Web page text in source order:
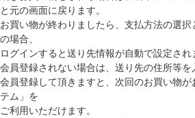
と元の画面に戻ります。
お買い物が終わりましたら、支払方法の選
の場合、
ログインすると送り先情報が自動で設定され
会員登録されない場合は、送り先の住所等を
会員登録して頂きますと、次回のお買い物
テム」を
ご利用いただけます。